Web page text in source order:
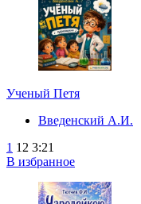
Ученый Петя
Введенский А.И.
1 12 3:21
В избранное